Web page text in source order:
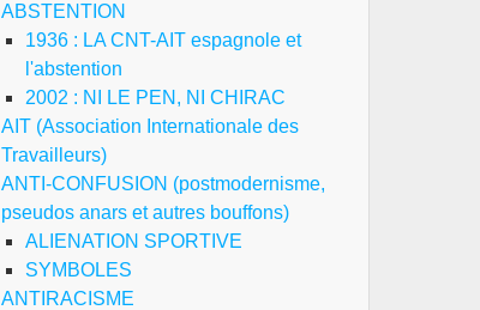
ABSTENTION
1936 : LA CNT-AIT espagnole et
l'abstention
2002 : NI LE PEN, NI CHIRAC
AIT (Association Internationale des
Travailleurs)
ANTI-CONFUSION (postmodernisme,
pseudos anars et autres bouffons)
ALIENATION SPORTIVE
SYMBOLES
ANTIRACISME